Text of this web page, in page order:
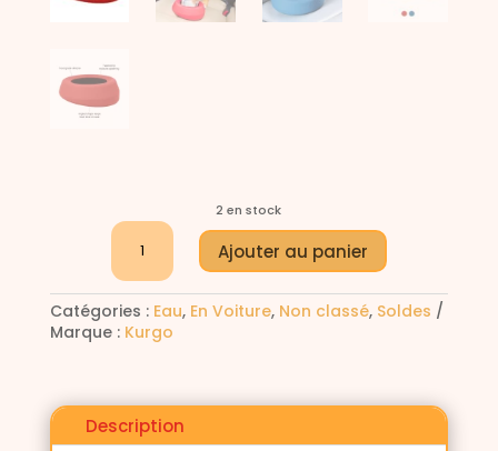
2 en stock
quantité
Bol
anti-
éclaboussures
Rouge
Ajouter au panier
A
e
r
i
Catégories : Eau, En Voiture, Non classé, Soldes
Marque : Kurgo
Description